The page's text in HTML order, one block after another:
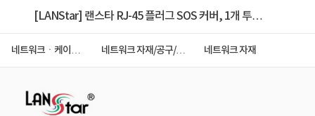
[LANStar] 랜스타 RJ-45 플러그 SOS 커버, 1개 투명
네트워크ㆍ케이블
네트워크 자재/공구/타
네트워크 자재